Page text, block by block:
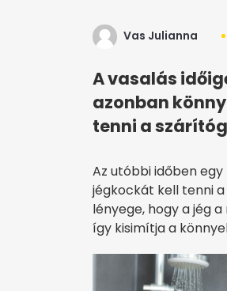
Vas Julianna
A vasalás
azonban
tenni a
Az utóbbi időben
jégkockát kell tenni a
lényege, hogy a jég
így kisimítja a